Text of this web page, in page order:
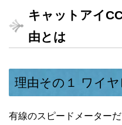
キャットアイ
由とは
理由その１ ワイヤ
有線のスピードメーター